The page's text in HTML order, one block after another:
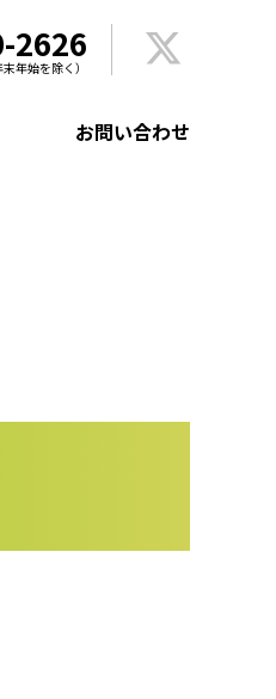
2626
年始を除く）
お問い合わせ